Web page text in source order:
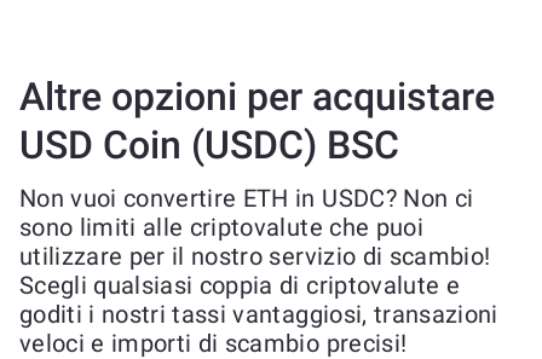
Altre opzioni per acquistare
USD Coin (USDC) BSC
Non vuoi convertire ETH in USDC? Non ci
sono limiti alle criptovalute che puoi
utilizzare per il nostro servizio di scambio!
Scegli qualsiasi coppia di criptovalute e
goditi i nostri tassi vantaggiosi, transazioni
veloci e importi di scambio precisi!